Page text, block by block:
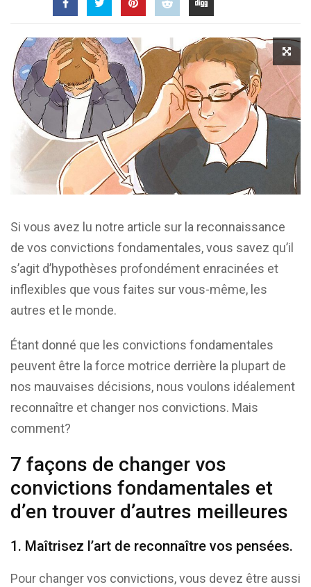
Si vous avez lu notre article sur la reconnaissance
de vos convictions fondamentales, vous savez qu’il
s’agit d’hypothèses profondément enracinées et
inflexibles que vous faites sur vous-même, les
autres et le monde.
Étant donné que les convictions fondamentales
peuvent être la force motrice derrière la plupart de
nos mauvaises décisions, nous voulons idéalement
reconnaître et changer nos convictions. Mais
comment?
7 façons de changer vos
convictions fondamentales et
d’en trouver d’autres meilleures
1. Maîtrisez l’art de reconnaître vos pensées.
Pour changer vos convictions, vous devez être aussi